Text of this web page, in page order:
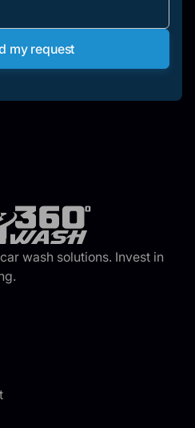
my request
wash solutions. Invest in